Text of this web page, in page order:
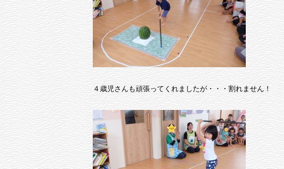
４歳児さんも頑張ってくれましたが・・・割れません！